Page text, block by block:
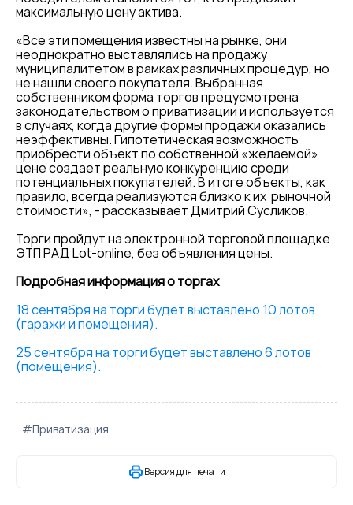
максимальную цену актива.
«Все эти помещения известны на рынке, они
неоднократно выставлялись на продажу
муниципалитетом в рамках различных процедур, но
не нашли своего покупателя. Выбранная
собственником форма торгов предусмотрена
законодательством о приватизации и используется
в случаях, когда другие формы продажи оказались
неэффективны. Гипотетическая возможность
приобрести объект по собственной «желаемой»
цене создает реальную конкуренцию среди
потенциальных покупателей. В итоге объекты, как
правило, всегда реализуются близко к их рыночной
стоимости», - рассказывает Дмитрий Сусликов.
Торги пройдут на электронной торговой площадке
ЭТП РАД Lot-online, без объявления цены.
Подробная информация о торгах
18 сентября на торги будет выставлено 10 лотов
(гаражи и помещения).
25 сентября на торги будет выставлено 6 лотов
(помещения).
#Приватизация
Версия для печати